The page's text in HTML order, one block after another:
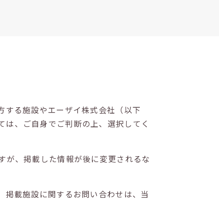
る施設やエーザイ株式会社（以下
、ご自身でご判断の上、選択してく
が、掲載した情報が後に変更されるな
載施設に関するお問い合わせは、当